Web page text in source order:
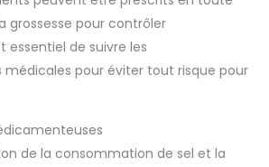
grossesse pour contrôler
essentiel de suivre les
pour éviter tout risque pour
de la consommation de sel et la